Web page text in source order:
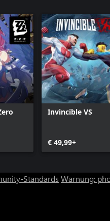
Invincible VS
€ 49,99+
Standards Warnung: